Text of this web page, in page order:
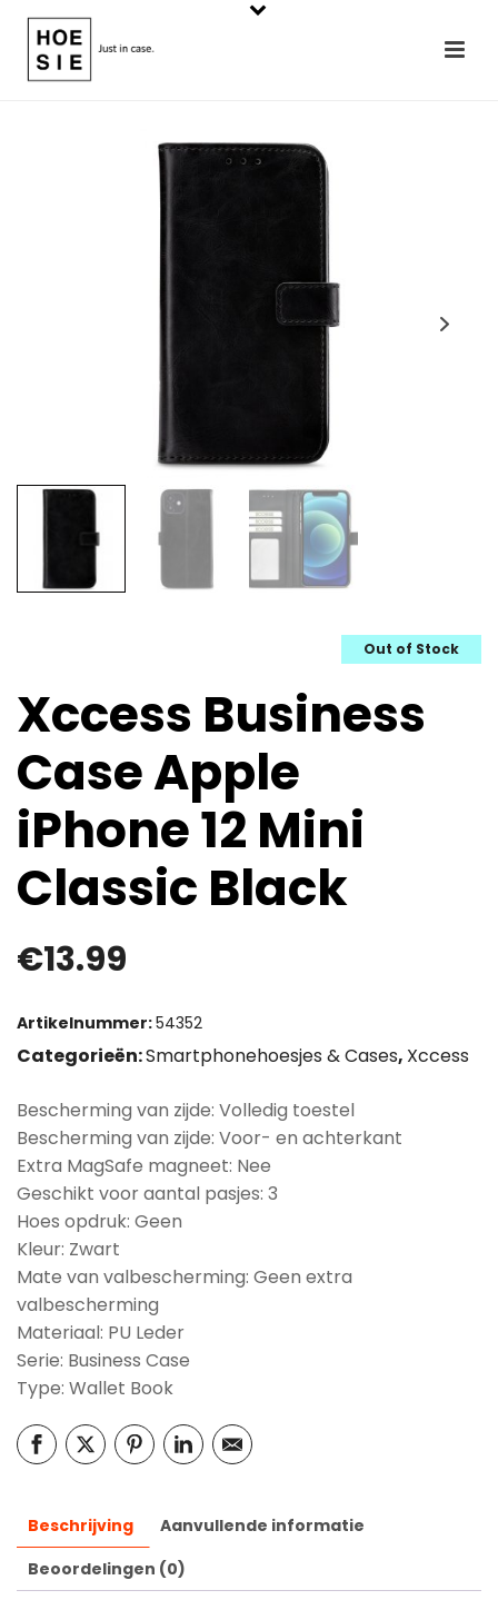
Out of Stock
Xccess Business
Case Apple
iPhone 12 Mini
Classic Black
€13.99
Artikelnummer:54352
Categorieën:Smartphonehoesjes & Cases, Xccess
Bescherming van zijde: Volledig toestel
Bescherming van zijde: Voor- en achterkant
Extra MagSafe magneet: Nee
Geschikt voor aantal pasjes: 3
Hoes opdruk: Geen
Kleur: Zwart
Mate van valbescherming: Geen extra
valbescherming
Materiaal: PU Leder
Serie: Business Case
Type: Wallet Book
Beschrijving
Aanvullende informatie
Beoordelingen (0)